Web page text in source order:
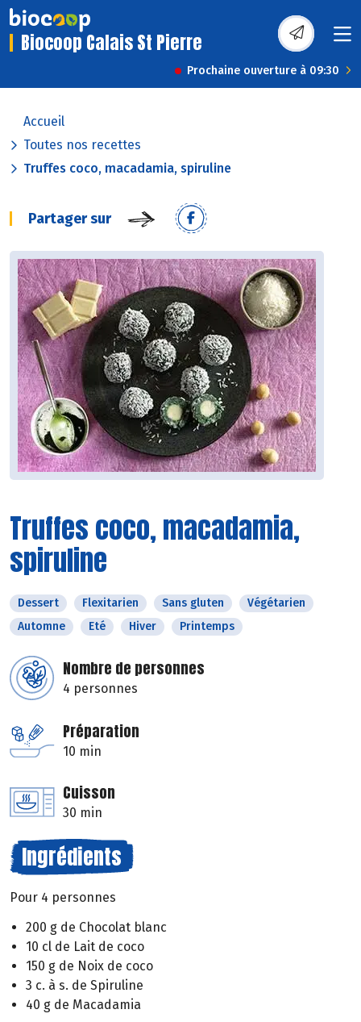
Biocoop Calais St Pierre
Prochaine ouverture à 09:30
Accueil
Toutes nos recettes
Truffes coco, macadamia, spiruline
Partager sur
Truffes coco, macadamia,
spiruline
Dessert Flexitarien Sans gluten
Végétarien
Automne
Eté Hiver Printemps
Nombre de personnes
4 personnes
Préparation
10 min
Cuisson
30 min
Ingrédients
Pour 4 personnes
200 g de Chocolat blanc
10 cl de Lait de coco
150 g de Noix de coco
3 c. à s. de Spiruline
40 g de Macadamia